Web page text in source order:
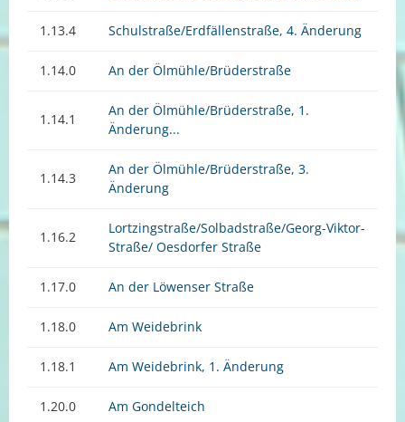
1.13.4 Schulstraße/Erdfällenstraße, 4. Änderung
1.14.0 An der Ölmühle/Brüderstraße
1.14.1
An der Ölmühle/Brüderstraße, 1.
Änderung...
1.14.3
An der Ölmühle/Brüderstraße, 3.
Änderung
1.16.2
Lortzingstraße/Solbadstraße/Georg-Viktor-
Straße/ Oesdorfer Straße
1.17.0 An der Löwenser Straße
1.18.0 Am Weidebrink
1.18.1 Am Weidebrink, 1. Änderung
1.20.0 Am Gondelteich